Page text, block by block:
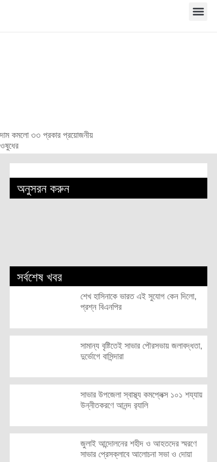
দাম কমলো ৩৩ প্রকার প্রয়োজনীয়
ওষুধের
অনুসরন করুন
সর্বশেষ খবর
শেখ হাসিনাকে ভারত এই সুযোগ কেন দিলো,
প্রশ্ন বিএনপির
সামান্য বৃষ্টিতেই সাভার পৌরসভায় জলাবদ্ধতা,
দুর্ভোগে বাসিন্দারা
সাভার উপজেলা স্বাস্থ্য কমপ্লেক্স ১০১ শয্যায়
উন্নীতকরণে আনন্দ র‍্যালি
জুলাই আন্দোলনের শহীদ ও আহতদের স্মরণে
সাভার প্রেসক্লাবে আলোচনা সভা ও দোয়া